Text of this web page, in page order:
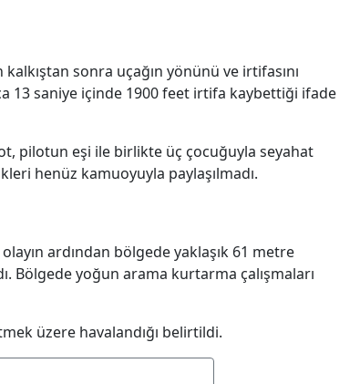
sonra uçağın yönünü ve irtifasını
13 saniye içinde 1900 feet irtifa kaybettiği ifade
pilotun eşi ile birlikte üç çocuğuyla seyahat
henüz kamuoyuyla paylaşılmadı.
ardından bölgede yaklaşık 61 metre
Bölgede yoğun arama kurtarma çalışmaları
üzere havalandığı belirtildi.